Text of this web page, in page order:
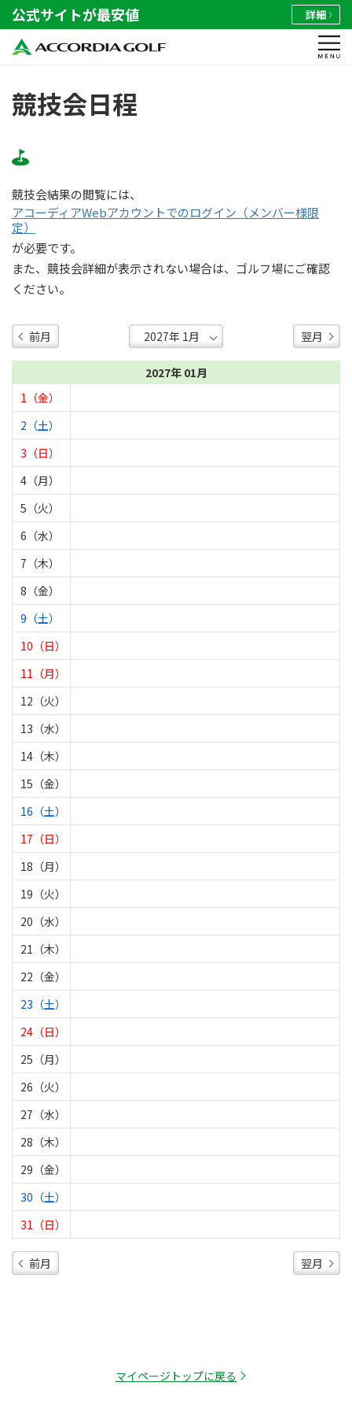
公式サイトが最安値 詳細
競技会日程
競技会結果の閲覧には、
アコーディアWebアカウントでのログイン（メンバー様限
定）
が必要です。
また、競技会詳細が表示されない場合は、ゴルフ場にご確認
ください。
前月 翌月
2027年 01月
1（金）
2（土）
3（日）
4（月）
5（火）
6（水）
7（木）
8（金）
9（土）
10（日）
11（月）
12（火）
13（水）
14（木）
15（金）
16（土）
17（日）
18（月）
19（火）
20（水）
21（木）
22（金）
23（土）
24（日）
25（月）
26（火）
27（水）
28（木）
29（金）
30（土）
31（日）
前月 翌月
マイページトップに戻る